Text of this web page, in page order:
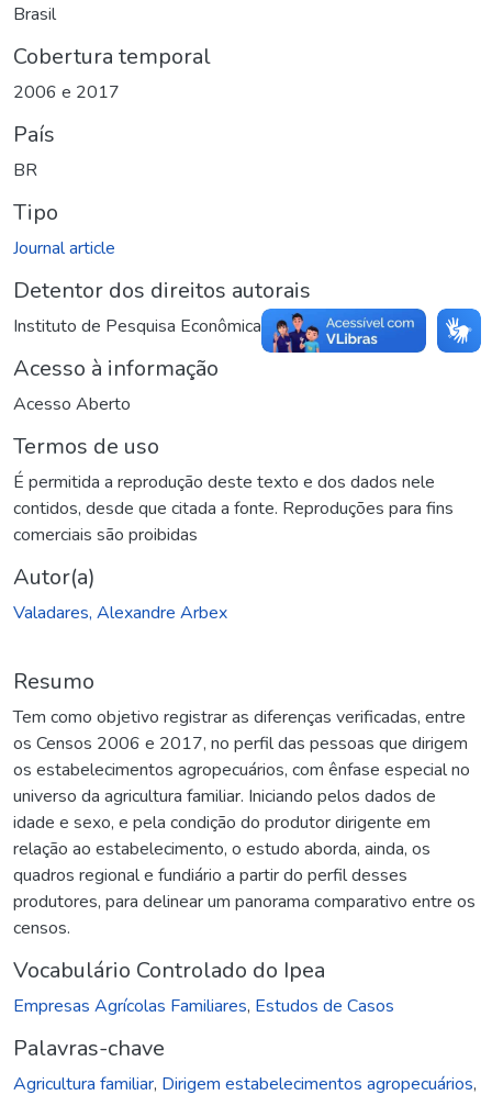
Brasil
Cobertura temporal
2006 e 2017
País
BR
Tipo
Journal article
Detentor dos direitos autorais
Instituto de Pesquisa Econômica Aplicada (Ipea)
Acesso à informação
Acesso Aberto
Termos de uso
É permitida a reprodução deste texto e dos dados nele
contidos, desde que citada a fonte. Reproduções para fins
comerciais são proibidas
Autor(a)
Valadares, Alexandre Arbex
Resumo
Tem como objetivo registrar as diferenças verificadas, entre
os Censos 2006 e 2017, no perfil das pessoas que dirigem
os estabelecimentos agropecuários, com ênfase especial no
universo da agricultura familiar. Iniciando pelos dados de
idade e sexo, e pela condição do produtor dirigente em
relação ao estabelecimento, o estudo aborda, ainda, os
quadros regional e fundiário a partir do perfil desses
produtores, para delinear um panorama comparativo entre os
censos.
Vocabulário Controlado do Ipea
Empresas Agrícolas Familiares, Estudos de Casos
Palavras-chave
Agricultura familiar, Dirigem estabelecimentos agropecuários,